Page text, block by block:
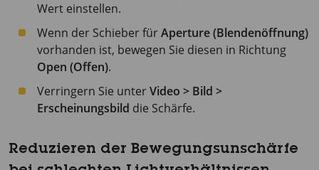
Wert einstellen.
Wenn der Schieber fürAperture (Blendenöffnung)
vorhanden ist, bewegen Sie diesen in Richtung
Open (Offen).
Verringern Sie unterVideo > Bild >
Erscheinungsbild die Schärfe.
Reduzieren der Bewegungsunschärfe